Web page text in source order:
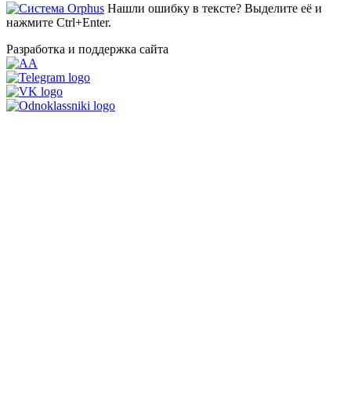
Нашли ошибку в тексте? Выделите её и
нажмите Ctrl+Enter.
Разработка и поддержка сайта